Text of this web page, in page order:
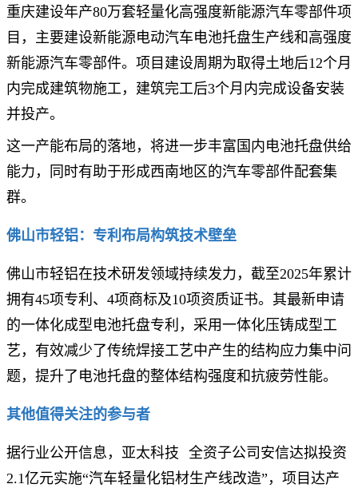
重庆建设年产80万套轻量化高强度新能源汽车零部件项
目，主要建设新能源电动汽车电池托盘生产线和高强度
新能源汽车零部件。项目建设周期为取得土地后12个月
内完成建筑物施工，建筑完工后3个月内完成设备安装
并投产。
这一产能布局的落地，将进一步丰富国内电池托盘供给
能力，同时有助于形成西南地区的汽车零部件配套集
群。
佛山市轻铝：专利布局构筑技术壁垒
佛山市轻铝在技术研发领域持续发力，截至2025年累计
拥有45项专利、4项商标及10项资质证书。其最新申请
的一体化成型电池托盘专利，采用一体化压铸成型工
艺，有效减少了传统焊接工艺中产生的结构应力集中问
题，提升了电池托盘的整体结构强度和抗疲劳性能。
其他值得关注的参与者
据行业公开信息， 亚太科技
全资子公司安信达拟投资
2.1亿元实施“汽车轻量化铝材生产线改造”，项目达产